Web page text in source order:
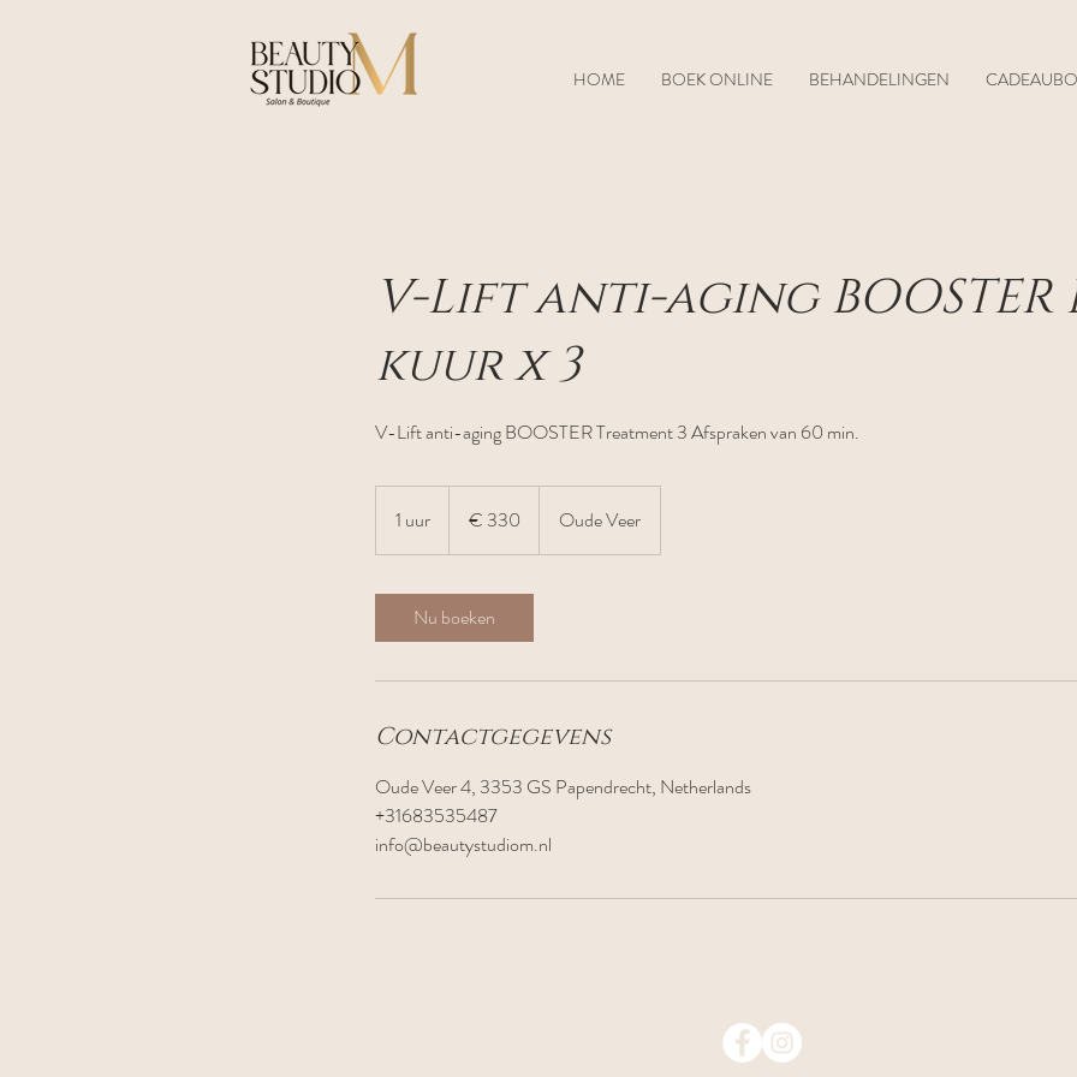
HOME BOEK ONLINE BEHANDELINGEN
V-Lift anti-aging BOOSTER
kuur x 3
V-Lift anti-aging BOOSTER Treatment 3 Afspraken van 60 min.
1 uur
u
€ 330 Oude Veer
Nu boeken
Contactgegevens
Oude Veer 4, 3353 GS Papendrecht, Netherlands
+31683535487
info@beautystudiom.nl